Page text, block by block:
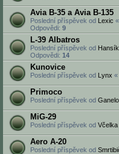
Avia B-35 a Avia B-135
Poslední příspěvek od Lexic «
Odpovědi: 9
L-39 Albatros
Poslední příspěvek od Hansík
Odpovědi: 14
Kunovice
Poslední příspěvek od Lynx «
Primoco
Poslední příspěvek od
MiG-29
Poslední příspěvek od Včelka
Aero A-20
Poslední příspěvek od